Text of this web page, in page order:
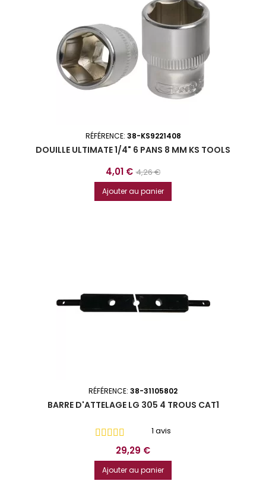
RÉFÉRENCE: 38-KS9221408
DOUILLE ULTIMATE 1/4" 6 PANS 8 MM KS TOOLS
Prix
4,01 € Prix
de
base
4,26 €
Ajouter au panier
RÉFÉRENCE: 38-31105802
BARRE D'ATTELAGE LG 305 4 TROUS CAT1
1 avis
Prix
29,29 €
Ajouter au panier